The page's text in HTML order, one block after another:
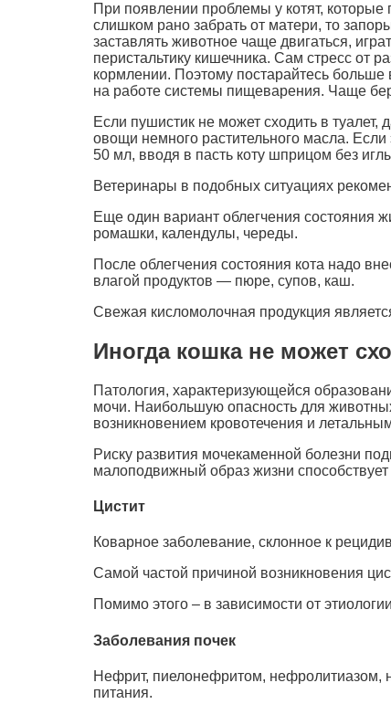
При появлении проблемы у котят,
слишком рано забрать от матери, то
заставлять животное чаще двигаться,
перистальтику кишечника. Сам стресс от
кормлении. Поэтому постарайтесь
на работе системы пищеварения. Чаще
Если пушистик не может сходить в
овощи немного растительного масла.
50 мл, вводя в пасть коту шприцом без
Ветеринары в подобных ситуациях
Еще один вариант облегчения состояния
ромашки, календулы, череды.
После облегчения состояния кота надо
влагой продуктов — пюре, супов, каш.
Свежая кисломолочная продукция
Иногда кошка не может
Патология, характеризующейся
мочи. Наибольшую опасность для
возникновением кровотечения и
Риску развития мочекаменной болезни
малоподвижный образ жизни
Цистит
Коварное заболевание, склонное к
Самой частой причиной возникновения
Помимо этого – в зависимости от
Заболевания почек
Нефрит, пиелонефритом, нефролитиазом,
питания.